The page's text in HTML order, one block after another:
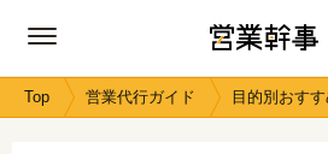
Top 営業代行ガイド 目的別おす